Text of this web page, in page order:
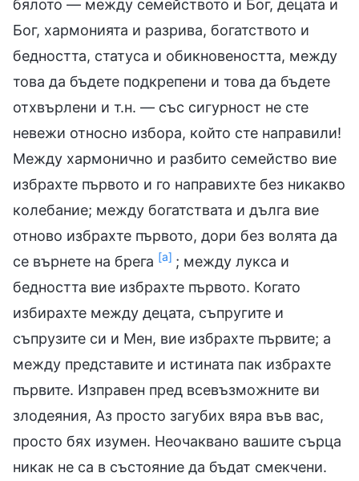
бялото — между семейството и Бог, децата и
Бог, хармонията и разрива, богатството и
бедността, статуса и обикновеността, между
това да бъдете подкрепени и това да бъдете
отхвърлени и т.н. — със сигурност не сте
невежи относно избора, който сте направили!
Между хармонично и разбито семейство вие
избрахте първото и го направихте без никакво
колебание; между богатствата и дълга вие
отново избрахте първото, дори без волята да
се върнете на брега [а] ; между лукса и
бедността вие избрахте първото. Когато
избирахте между децата, съпругите и
съпрузите си и Мен, вие избрахте първите; а
между представите и истината пак избрахте
първите. Изправен пред всевъзможните ви
злодеяния, Аз просто загубих вяра във вас,
просто бях изумен. Неочаквано вашите сърца
никак не са в състояние да бъдат смекчени.